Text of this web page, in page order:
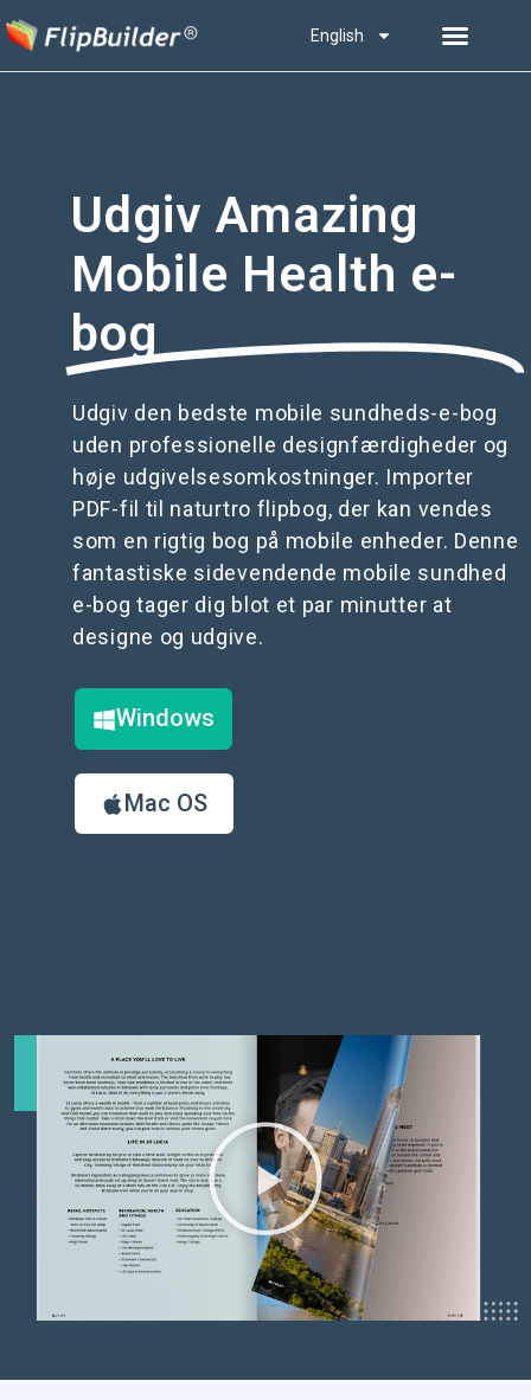
English
Udgiv Amazing
Mobile Health e-
bog
Udgiv den bedste mobile sundheds-e-bog
uden professionelle designfærdigheder og
høje udgivelsesomkostninger. Importer
PDF-fil til naturtro flipbog, der kan vendes
som en rigtig bog på mobile enheder. Denne
fantastiske sidevendende mobile sundhed
e-bog tager dig blot et par minutter at
designe og udgive.
Windows
Mac OS